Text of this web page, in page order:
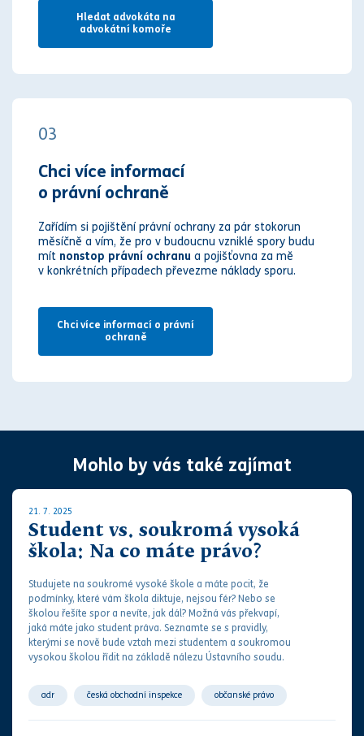
Hledat advokáta na
advokátní komoře
03
Chci více informací
o právní ochraně
Zařídím si pojištění právní ochrany za pár stokorun
měsíčně a vím, že pro v budoucnu vzniklé spory budu
mít nonstop právní ochranu a pojišťovna za mě
v konkrétních případech převezme náklady sporu.
Chci více informací o právní
ochraně
Mohlo by vás také zajímat
21. 7. 2025
Student vs. soukromá vysoká
škola: Na co máte právo?
Studujete na soukromé vysoké škole a máte pocit, že
podmínky, které vám škola diktuje, nejsou fér? Nebo se
školou řešíte spor a nevíte, jak dál? Možná vás překvapí,
jaká máte jako student práva. Seznamte se s pravidly,
kterými se nově bude vztah mezi studentem a soukromou
vysokou školou řídit na základě nálezu Ústavního soudu.
adr česká obchodní inspekce občanské právo
občanský zákoník odstoupení od smlouvy